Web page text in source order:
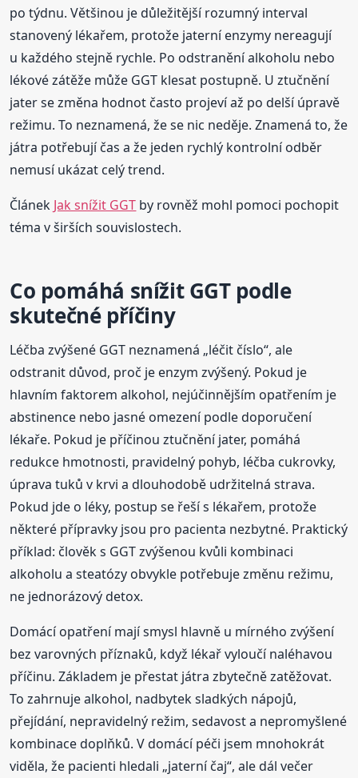
po týdnu. Většinou je důležitější rozumný interval
stanovený lékařem, protože jaterní enzymy nereagují
u každého stejně rychle. Po odstranění alkoholu nebo
lékové zátěže může GGT klesat postupně. U ztučnění
jater se změna hodnot často projeví až po delší úpravě
režimu. To neznamená, že se nic neděje. Znamená to, že
játra potřebují čas a že jeden rychlý kontrolní odběr
nemusí ukázat celý trend.
Článek Jak snížit GGT by rovněž mohl pomoci pochopit
téma v širších souvislostech.
Co pomáhá snížit GGT podle
skutečné příčiny
Léčba zvýšené GGT neznamená „léčit číslo“, ale
odstranit důvod, proč je enzym zvýšený. Pokud je
hlavním faktorem alkohol, nejúčinnějším opatřením je
abstinence nebo jasné omezení podle doporučení
lékaře. Pokud je příčinou ztučnění jater, pomáhá
redukce hmotnosti, pravidelný pohyb, léčba cukrovky,
úprava tuků v krvi a dlouhodobě udržitelná strava.
Pokud jde o léky, postup se řeší s lékařem, protože
některé přípravky jsou pro pacienta nezbytné. Praktický
příklad: člověk s GGT zvýšenou kvůli kombinaci
alkoholu a steatózy obvykle potřebuje změnu režimu,
ne jednorázový detox.
Domácí opatření mají smysl hlavně u mírného zvýšení
bez varovných příznaků, když lékař vyloučí naléhavou
příčinu. Základem je přestat játra zbytečně zatěžovat.
To zahrnuje alkohol, nadbytek sladkých nápojů,
přejídání, nepravidelný režim, sedavost a nepromyšlené
kombinace doplňků. V domácí péči jsem mnohokrát
viděla, že pacienti hledali „jaterní čaj“, ale dál večer